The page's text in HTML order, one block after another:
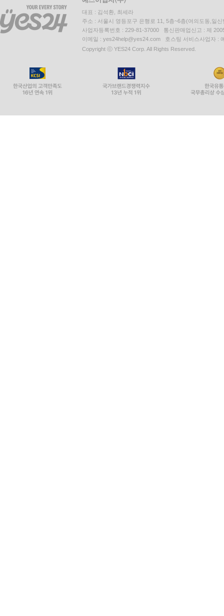
대표 : 김석환, 최세라
주소 : 서울시 영등포구 은행로 11, 5층~6층(여의도동,일신
사업자등록번호 : 229-81-37000 통신판매업신고 : 제
이메일 : yes24help@yes24.com 호스팅 서비스사업자 :
Copyright ⓒ YES24 Corp. All Rights Reserved.